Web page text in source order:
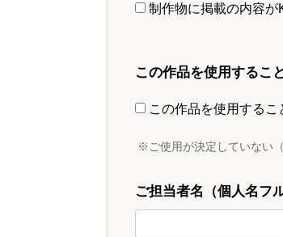
制作物に掲載の内容が
この作品を使用するこ
この作品を使用するこ
※ご使用が決定していない
ご担当者名（個人名フ